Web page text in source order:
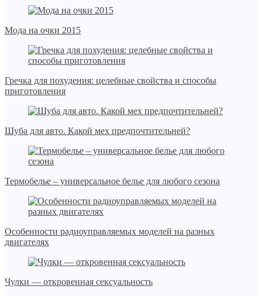
Мода на очки 2015
Гречка для похудения: целебные свойства и способы
приготовления
Шуба для авто. Какой мех предпочтительней?
Термобелье – универсальное белье для любого сезона
Особенности радиоуправляемых моделей на разных
двигателях
Чулки — откровенная сексуальность